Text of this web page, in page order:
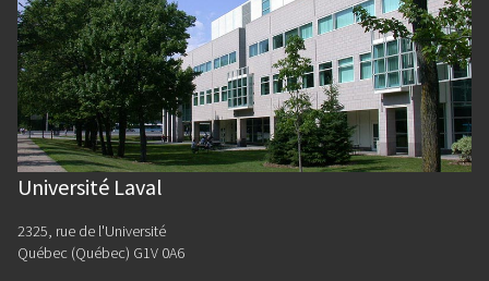
Université Laval
2325, rue de l'Université
Québec (Québec) G1V 0A6